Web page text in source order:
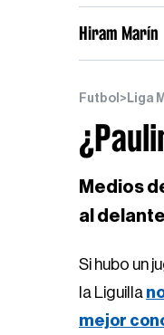
Hiram Marín
Futbol > Liga
Medios
al
Si hubo un
la Liguilla
mejor